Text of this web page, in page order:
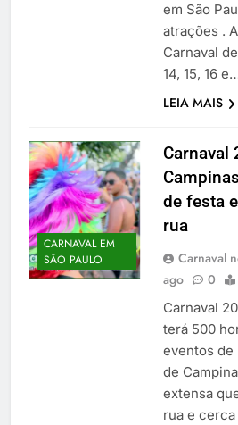
em São
atrações .
Carnaval
14, 15, 16
LEIA MAIS
CARNAVAL EM
SÃO PAULO
Carnaval
de festa
rua
Carnaval
ago
0
Carnaval
terá 500
eventos de
de
extensa
rua e